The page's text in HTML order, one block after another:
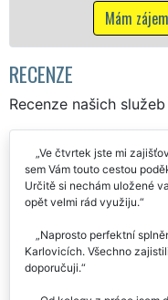
zájem o vyklízení v
RECENZE
Recenze našich
Ve čtvrtek jste mi
sem Vám touto cestou
Určitě si nechám uložené
opět velmi rád využiju.
Naprosto perfektní
Karlovicích. Všechno
doporučuji.